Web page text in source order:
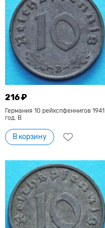
216 ₽
Германия 10 рейхспфеннигов 1941
год. В
В корзину